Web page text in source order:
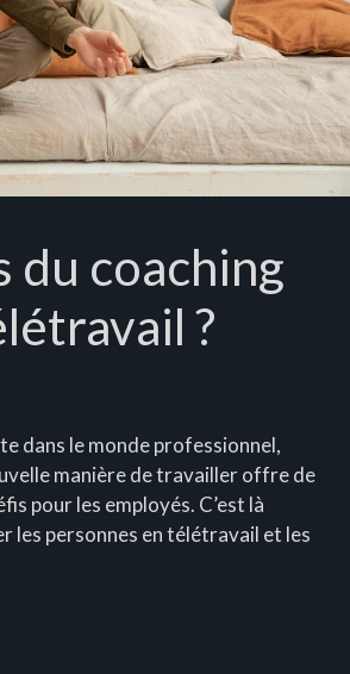
du coaching
?
dans le monde professionnel,
manière de travailler offre de
pour les employés. C’est là
les personnes en télétravail et les